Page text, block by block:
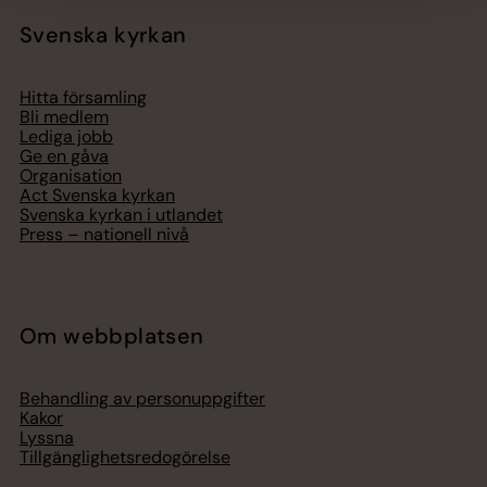
Svenska kyrkan
Hitta församling
Bli medlem
Lediga jobb
Ge en gåva
Organisation
Act Svenska kyrkan
Svenska kyrkan i utlandet
Press – nationell nivå
Om webbplatsen
Behandling av personuppgifter
Kakor
Lyssna
Tillgänglighetsredogörelse